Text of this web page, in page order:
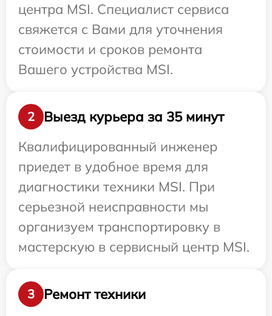
центра MSI. Специалист сервиса
свяжется с Вами для уточнения
стоимости и сроков ремонта
Вашего устройства MSI.
2
Выезд курьера за 35 минут
Квалифицированный инженер
приедет в удобное время для
диагностики техники MSI. При
серьезной неисправности мы
организуем транспортировку в
мастерскую в сервисный центр MSI.
3
Ремонт техники